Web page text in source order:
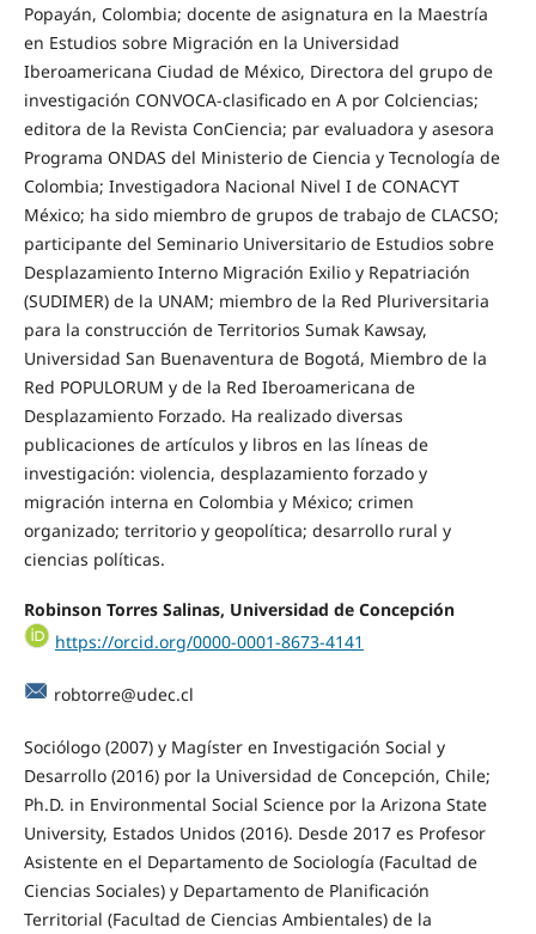
Popayán, Colombia; docente de asignatura en la Maestría
en Estudios sobre Migración en la Universidad
Iberoamericana Ciudad de México, Directora del grupo de
investigación CONVOCA-clasificado en A por Colciencias;
editora de la Revista ConCiencia; par evaluadora y asesora
Programa ONDAS del Ministerio de Ciencia y Tecnología de
Colombia; Investigadora Nacional Nivel I de CONACYT
México; ha sido miembro de grupos de trabajo de CLACSO;
participante del Seminario Universitario de Estudios sobre
Desplazamiento Interno Migración Exilio y Repatriación
(SUDIMER) de la UNAM; miembro de la Red Pluriversitaria
para la construcción de Territorios Sumak Kawsay,
Universidad San Buenaventura de Bogotá, Miembro de la
Red POPULORUM y de la Red Iberoamericana de
Desplazamiento Forzado. Ha realizado diversas
publicaciones de artículos y libros en las líneas de
investigación: violencia, desplazamiento forzado y
migración interna en Colombia y México; crimen
organizado; territorio y geopolítica; desarrollo rural y
ciencias políticas.
Robinson Torres Salinas, Universidad de Concepción
https://orcid.org/0000-0001-8673-4141
robtorre@udec.cl
Sociólogo (2007) y Magíster en Investigación Social y
Desarrollo (2016) por la Universidad de Concepción, Chile;
Ph.D. in Environmental Social Science por la Arizona State
University, Estados Unidos (2016). Desde 2017 es Profesor
Asistente en el Departamento de Sociología (Facultad de
Ciencias Sociales) y Departamento de Planificación
Territorial (Facultad de Ciencias Ambientales) de la